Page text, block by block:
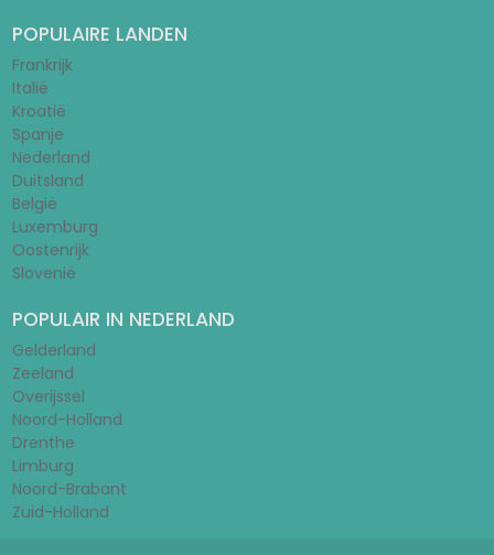
POPULAIRE LANDEN
Frankrijk
Italië
Kroatië
Spanje
Nederland
Duitsland
België
Luxemburg
Oostenrijk
Slovenië
POPULAIR IN NEDERLAND
Gelderland
Zeeland
Overijssel
Noord-Holland
Drenthe
Limburg
Noord-Brabant
Zuid-Holland